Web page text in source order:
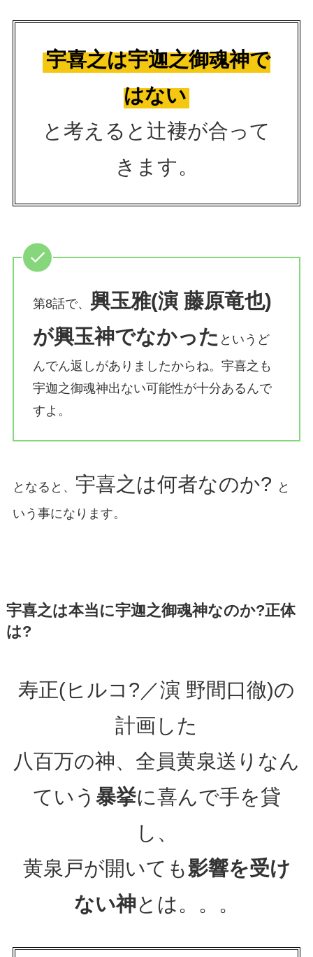
宇喜之は宇迦之御魂神で
はない
と考えると辻褄が合って
きます。
第8話で、 興玉雅(演 藤原竜也)
が興玉神でなかった というど
んでん返しがありましたからね。宇喜之も
宇迦之御魂神出ない可能性が十分あるんで
すよ。
となると、 宇喜之は何者なのか? と
いう事になります。
宇喜之は本当に宇迦之御魂神なのか?正体
は?
寿正(ヒルコ?／演 野間口徹)の
計画した
八百万の神、全員黄泉送りなん
ていう 暴挙に喜んで手を貸
し、
黄泉戸が開いても影響を受け
ない神とは。。。